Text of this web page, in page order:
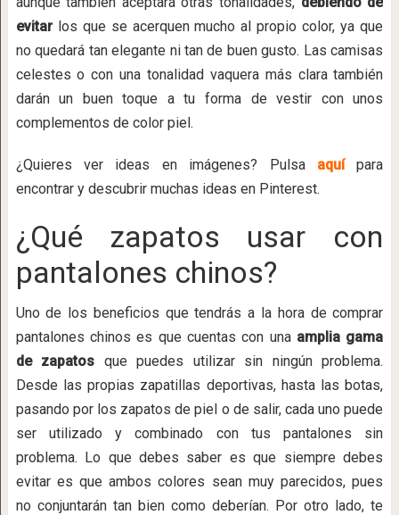
evitarlos que se acerquen mucho al propio color, ya que
no quedará tan elegante ni tan de buen gusto. Las camisas
celestes o con una tonalidad vaquera más clara también
darán un buen toque a tu forma de vestir con unos
complementos de color piel.
¿Quieres ver ideas en imágenes? Pulsa aquípara
encontrar y descubrir muchas ideas en Pinterest.
¿Qué zapatos usar con
pantalones chinos?
Uno de los beneficios que tendrás a la hora de comprar
pantalones chinos es que cuentas con una amplia gama
de zapatos que puedes utilizar sin ningún problema.
Desde las propias zapatillas deportivas, hasta las botas,
pasando por los zapatos de piel o de salir, cada uno puede
ser utilizado y combinado con tus pantalones sin
problema. Lo que debes saber es que siempre debes
evitar es que ambos colores sean muy parecidos, pues
no conjuntarán tan bien como deberían. Por otro lado, te